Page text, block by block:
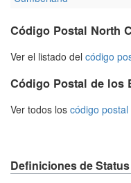
Código Postal North
Ver el listado del código
Código Postal de los
Ver todos los código
Definiciones de Status